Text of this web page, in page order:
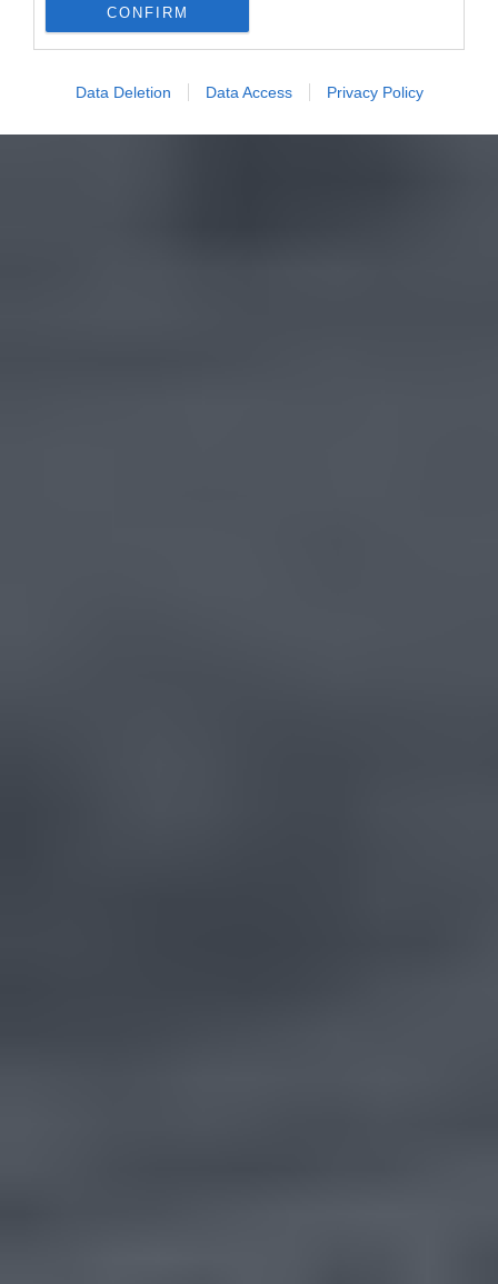
CONFIRM
Data Deletion Data Access Privacy Policy